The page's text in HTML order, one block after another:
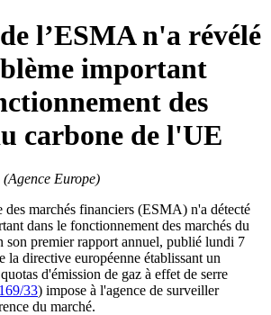
l’ESMA n'a révélé
important
des
carbone de l'UE
Europe)
marchés financiers (ESMA) n'a détecté
dans le fonctionnement des marchés du
son premier rapport annuel, publié lundi 7
la directive européenne établissant un
d'émission de gaz à effet de serre
33) impose à l'agence de surveiller
du marché.